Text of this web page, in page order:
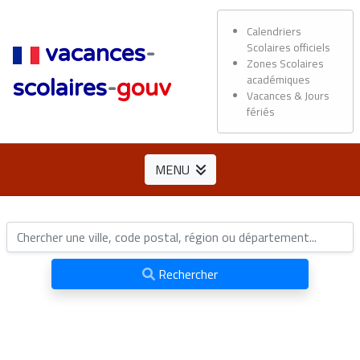
vacances-
scolaires-gouv
Calendriers
Scolaires officiels
Zones Scolaires
académiques
Vacances & Jours
fériés
MENU
Rechercher